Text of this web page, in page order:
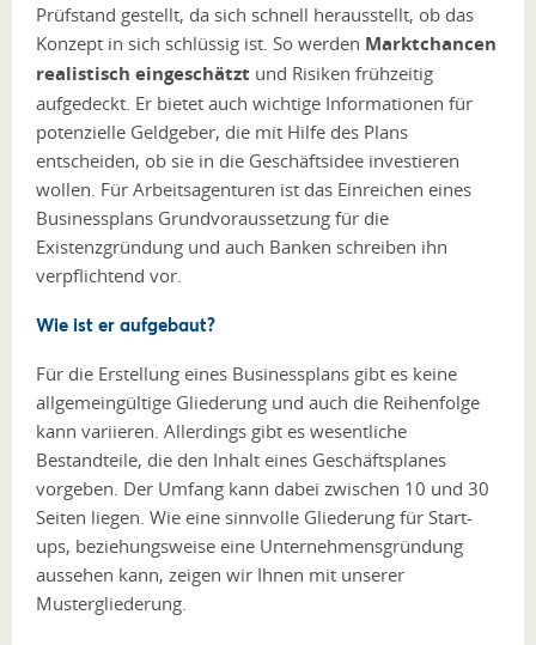
Prüfstand gestellt, da sich schnell herausstellt, ob das
Konzept in sich schlüssig ist. So werden Marktchancen
realistisch eingeschätzt und Risiken frühzeitig
aufgedeckt. Er bietet auch wichtige Informationen für
potenzielle Geldgeber, die mit Hilfe des Plans
entscheiden, ob sie in die Geschäftsidee investieren
wollen. Für Arbeitsagenturen ist das Einreichen eines
Businessplans Grundvoraussetzung für die
Existenzgründung und auch Banken schreiben ihn
verpflichtend vor.
Wie ist er aufgebaut?
Für die Erstellung eines Businessplans gibt es keine
allgemeingültige Gliederung und auch die Reihenfolge
kann variieren. Allerdings gibt es wesentliche
Bestandteile, die den Inhalt eines Geschäftsplanes
vorgeben. Der Umfang kann dabei zwischen 10 und 30
Seiten liegen. Wie eine sinnvolle Gliederung für Start-
ups, beziehungsweise eine Unternehmensgründung
aussehen kann, zeigen wir Ihnen mit unserer
Mustergliederung.